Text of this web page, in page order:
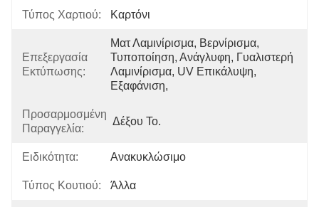
Τύπος Χαρτιού: Καρτόνι
Επεξεργασία
Εκτύπωσης:
Ματ Λαμινίρισμα, Βερνίρισμα,
Τυποποίηση, Ανάγλυφη, Γυαλιστερή
Λαμινίρισμα, UV Επικάλυψη,
Εξαφάνιση,
Προσαρμοσμένη
Παραγγελία:
Δέξου Το.
Ειδικότητα: Ανακυκλώσιμο
Τύπος Κουτιού: Άλλα